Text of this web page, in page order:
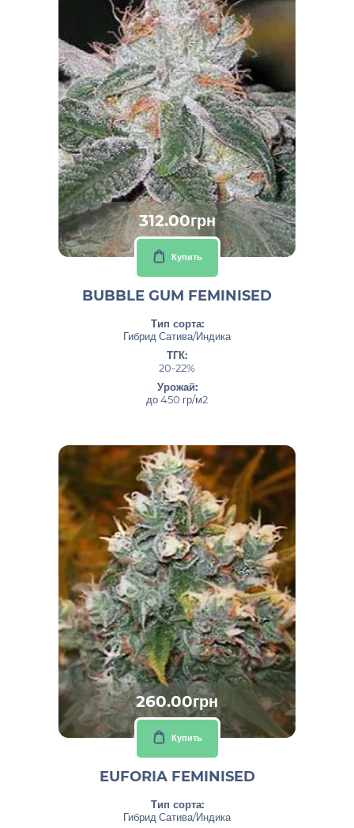
312.00грн
Купить
BUBBLE GUM FEMINISED
Тип сорта:
Гибрид Сатива/Индика
ТГК:
20-22%
Урожай:
до 450 гр/м2
260.00грн
Купить
EUFORIA FEMINISED
Тип сорта:
Гибрид Сатива/Индика